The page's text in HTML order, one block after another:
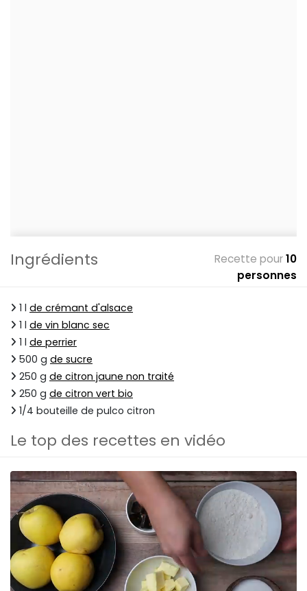
Ingrédients Recette pour10
personnes
1 l de crémant d'alsace
1 l de vin blanc sec
1 l de perrier
500 g de sucre
250 g de citron jaune non traité
250 g de citron vert bio
1/4 bouteille de pulco citron
Le top des recettes en vidéo